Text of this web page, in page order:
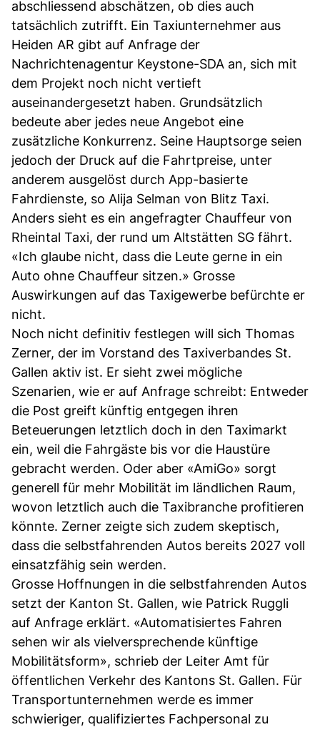
abschliessend abschätzen, ob dies auch
tatsächlich zutrifft. Ein Taxiunternehmer aus
Heiden AR gibt auf Anfrage der
Nachrichtenagentur Keystone-SDA an, sich mit
dem Projekt noch nicht vertieft
auseinandergesetzt haben. Grundsätzlich
bedeute aber jedes neue Angebot eine
zusätzliche Konkurrenz. Seine Hauptsorge seien
jedoch der Druck auf die Fahrtpreise, unter
anderem ausgelöst durch App-basierte
Fahrdienste, so Alija Selman von Blitz Taxi.
Anders sieht es ein angefragter Chauffeur von
Rheintal Taxi, der rund um Altstätten SG fährt.
«Ich glaube nicht, dass die Leute gerne in ein
Auto ohne Chauffeur sitzen.» Grosse
Auswirkungen auf das Taxigewerbe befürchte er
nicht.
Noch nicht definitiv festlegen will sich Thomas
Zerner, der im Vorstand des Taxiverbandes St.
Gallen aktiv ist. Er sieht zwei mögliche
Szenarien, wie er auf Anfrage schreibt: Entweder
die Post greift künftig entgegen ihren
Beteuerungen letztlich doch in den Taximarkt
ein, weil die Fahrgäste bis vor die Haustüre
gebracht werden. Oder aber «AmiGo» sorgt
generell für mehr Mobilität im ländlichen Raum,
wovon letztlich auch die Taxibranche profitieren
könnte. Zerner zeigte sich zudem skeptisch,
dass die selbstfahrenden Autos bereits 2027 voll
einsatzfähig sein werden.
Grosse Hoffnungen in die selbstfahrenden Autos
setzt der Kanton St. Gallen, wie Patrick Ruggli
auf Anfrage erklärt. «Automatisiertes Fahren
sehen wir als vielversprechende künftige
Mobilitätsform», schrieb der Leiter Amt für
öffentlichen Verkehr des Kantons St. Gallen. Für
Transportunternehmen werde es immer
schwieriger, qualifiziertes Fachpersonal zu